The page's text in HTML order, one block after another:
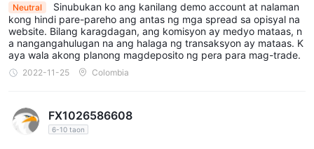
Neutral
Sinubukan ko ang kanilang demo account at nalaman
kong hindi pare-pareho ang antas ng mga spread sa opisyal na
website. Bilang karagdagan, ang komisyon ay medyo mataas, n
a nangangahulugan na ang halaga ng transaksyon ay mataas. K
aya wala akong planong magdeposito ng pera para mag-trade.
2022-11-25 Colombia
FX1026586608
6-10 taon